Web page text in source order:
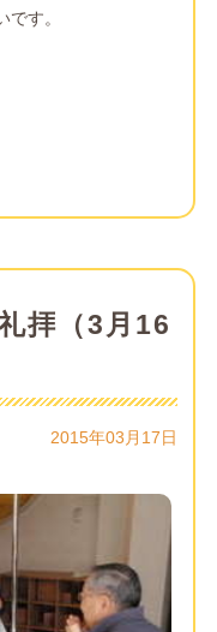
す。
拝（3月16
2015年03月17日